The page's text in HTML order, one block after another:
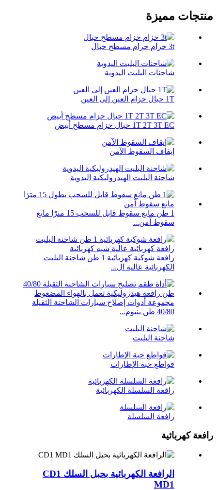
منتجات مميزة
3t حزام حزام مسطح حبال
شاحنات البليت اليدوية
1T حبال حزام العين إلى العين
1T 2T 3T EC حبال حزام مسطح أبيض
إيقاف السقوط الآمن
شاحنة البليت الهيدروليكية اليدوية
1 طن مانع سقوط قابل للسحب 15 مترًا مانع
سقوط آمن...
رافعة شوكية كهربائية 1 طن شاحنة البليت
الكهربائية عالية ال...
مجموعة أدوات إصلاح سيارات الشاحنة الثقيلة
40/80 طن بنيوم...
شاحنة البليت
قواطع حبة الإطارات
رافعة السلسلة الكهربائية
رافعة السلسلة
رافعة كهربائية
الرافعة الكهربائية بحبل السلك CD1
MD1